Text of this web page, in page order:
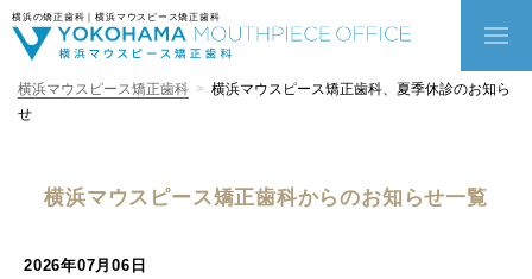
横浜の矯正歯科｜横浜マウスピース矯正歯科
横浜マウスピース矯正歯科
横浜マウスピース矯正歯科、夏季休診のお知ら
せ
横浜マウスピース矯正歯科からのお知らせ一覧
2026年07月06日